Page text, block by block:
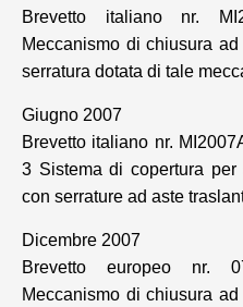
Brevetto italiano nr.
Meccanismo di chiusura
serratura dotata di tale
Giugno 2007
Brevetto italiano nr.
3 Sistema di copertura
con serrature ad aste
Dicembre 2007
Brevetto europeo nr.
Meccanismo di chiusura